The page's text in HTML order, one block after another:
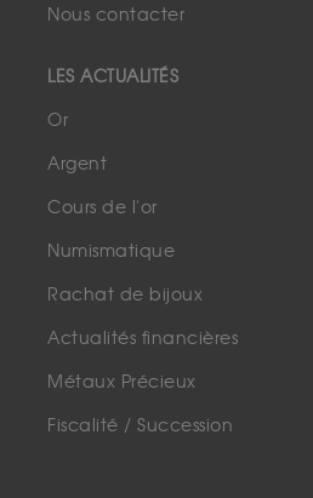
Nous contacter
LES ACTUALITÉS
Or
Argent
Cours de l'or
Numismatique
Rachat de bijoux
Actualités financières
Métaux Précieux
Fiscalité / Succession